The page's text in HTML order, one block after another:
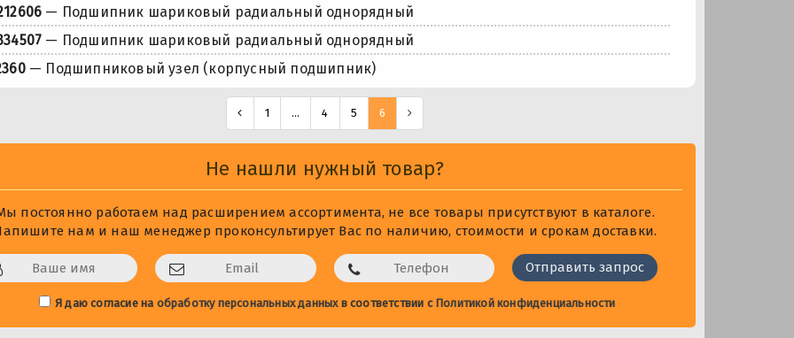
— Подшипник шариковый радиальный однорядный
— Подшипник шариковый радиальный однорядный
— Подшипниковый узел (корпусный подшипник)
1 ... 4 5 6
Не нашли нужный товар?
постоянно работаем над расширением ассортимента, не все товары присутствуют в каталоге.
нам и наш менеджер проконсультирует Вас по наличию, стоимости и срокам доставки.
Я даю согласие на обработку персональных данныхв соответствии с Политикой конфиденциальности